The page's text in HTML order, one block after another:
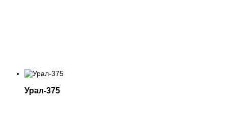
Урал-375